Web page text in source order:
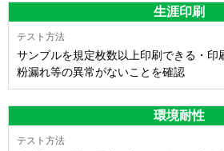
生涯印刷
サンプルを規定枚数以上印刷できる・印
粉漏れ等の異常がないことを確認
環境耐性